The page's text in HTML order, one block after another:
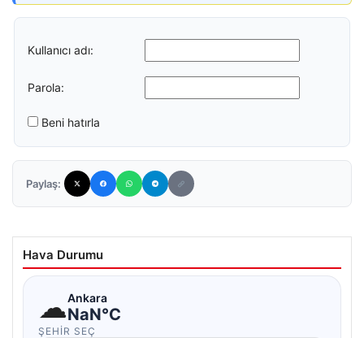
Kullanıcı adı:
Parola:
Beni hatırla
Paylaş:
Hava Durumu
☁Ankara
NaN°C
ŞEHIR SEÇ